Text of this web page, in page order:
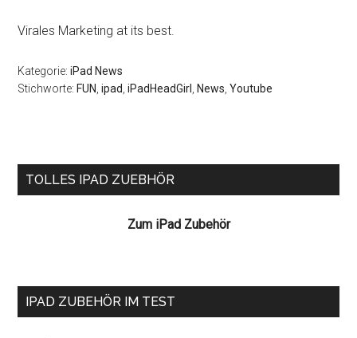
Virales Marketing at its best.
Kategorie:iPad News
Stichworte: FUN ,ipad ,iPadHeadGirl News ,Youtube
Seitenspalte
TOLLES IPAD ZUEBHÖR
Zum iPad Zubehör
IPAD ZUBEHÖR IM TEST